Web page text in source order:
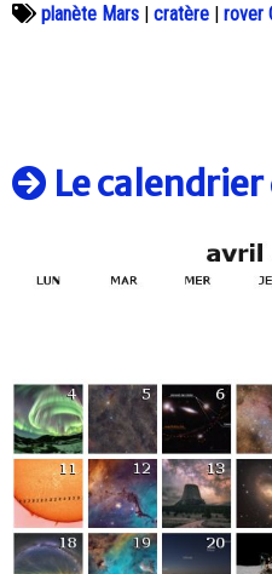
planète Mars | cratère | rover
Le